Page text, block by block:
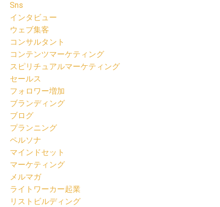
Sns
インタビュー
ウェブ集客
コンサルタント
コンテンツマーケティング
スピリチュアルマーケティング
セールス
フォロワー増加
ブランディング
ブログ
プランニング
ペルソナ
マインドセット
マーケティング
メルマガ
ライトワーカー起業
リストビルディング